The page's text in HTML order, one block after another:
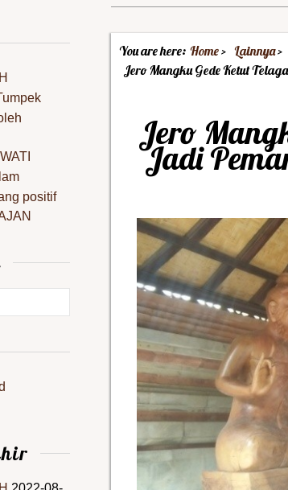
You are here: Home
Lainnya
Jero Mangku Gede Ketut
Jero
Jadi
positif